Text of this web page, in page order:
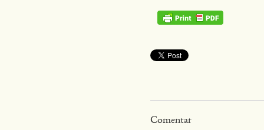
Comentar